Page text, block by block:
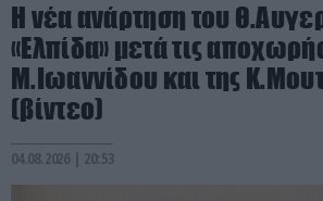
Η νέα ανάρτηση του
«Ελπίδα» μετά τις
Μ.Ιωαννίδου και της
(βίντεο)
04.08.2026 | 20:53